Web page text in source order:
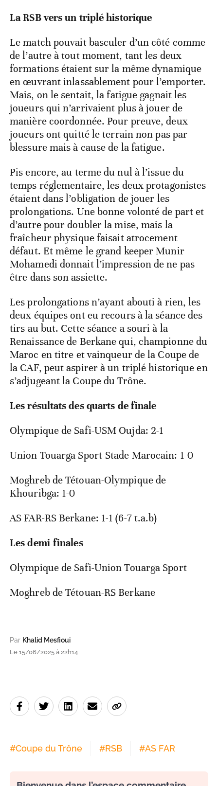
La RSB vers un triplé historique
Le match pouvait basculer d’un côté comme
de l’autre à tout moment, tant les deux
formations étaient sur la même dynamique
en œuvrant inlassablement pour l’emporter.
Mais, on le sentait, la fatigue gagnait les
joueurs qui n’arrivaient plus à jouer de
manière coordonnée. Pour preuve, deux
joueurs ont quitté le terrain non pas par
blessure mais à cause de la fatigue.
Pis encore, au terme du nul à l’issue du
temps réglementaire, les deux protagonistes
étaient dans l’obligation de jouer les
prolongations. Une bonne volonté de part et
d’autre pour doubler la mise, mais la
fraîcheur physique faisait atrocement
défaut. Et même le grand keeper Munir
Mohamedi donnait l’impression de ne pas
être dans son assiette.
Les prolongations n’ayant abouti à rien, les
deux équipes ont eu recours à la séance des
tirs au but. Cette séance a souri à la
Renaissance de Berkane qui, championne du
Maroc en titre et vainqueur de la Coupe de
la CAF, peut aspirer à un triplé historique en
s’adjugeant la Coupe du Trône.
Les résultats des quarts de finale
Olympique de Safi-USM Oujda: 2-1
Union Touarga Sport-Stade Marocain: 1-0
Moghreb de Tétouan-Olympique de
Khouribga: 1-0
AS FAR-RS Berkane: 1-1 (6-7 t.a.b)
Les demi-finales
Olympique de Safi-Union Touarga Sport
Moghreb de Tétouan-RS Berkane
Par Khalid Mesfioui
Le 15/06/2025 à 22h14
#Coupe du Trône #RSB #AS FAR